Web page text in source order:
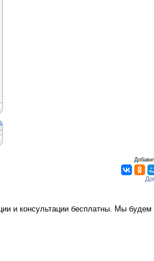
и консультации бесплатны. Мы